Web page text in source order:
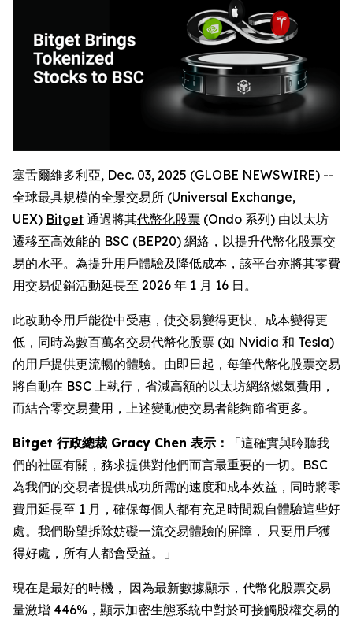
塞舌爾維多利亞, Dec. 03, 2025 (GLOBE NEWSWIRE) --
全球最具規模的全景交易所 (Universal Exchange,
UEX) Bitget 通過將其代幣化股票 (Ondo 系列) 由以太坊
遷移至高效能的 BSC (BEP20) 網絡，以提升代幣化股票交
易的水平。為提升用戶體驗及降低成本，該平台亦將其零費
用交易促銷活動延長至 2026 年 1 月 16 日。
此改動令用戶能從中受惠，使交易變得更快、成本變得更
低，同時為數百萬名交易代幣化股票 (如 Nvidia 和 Tesla)
的用戶提供更流暢的體驗。由即日起，每筆代幣化股票交易
將自動在 BSC 上執行，省減高額的以太坊網絡燃氣費用，
而結合零交易費用，上述變動使交易者能夠節省更多。
Bitget 行政總裁 Gracy Chen 表示：
「這確實與聆聽我
們的社區有關，務求提供對他們而言最重要的一切。BSC
為我們的交易者提供成功所需的速度和成本效益，同時將零
費用延長至 1 月，確保每個人都有充足時間親自體驗這些好
處。我們盼望拆除妨礙一流交易體驗的屏障， 只要用戶獲
得好處，所有人都會受益。」
現在是最好的時機， 因為最新數據顯示，代幣化股票交易
量激增 446%，顯示加密生態系統中對於可接觸股權交易的